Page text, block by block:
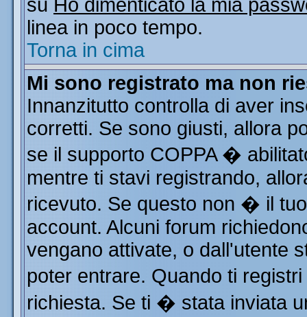
su Ho dimenticato la mia
linea in poco tempo.
Torna in cima
Mi sono registrato ma non
Innanzitutto controlla di aver
corretti. Se sono giusti, allora
se il supporto COPPA �
mentre ti stavi registrando,
ricevuto. Se questo non � il
account. Alcuni forum
vengano attivate, o dall'utente
poter entrare. Quando ti
richiesta. Se ti � stata inviata